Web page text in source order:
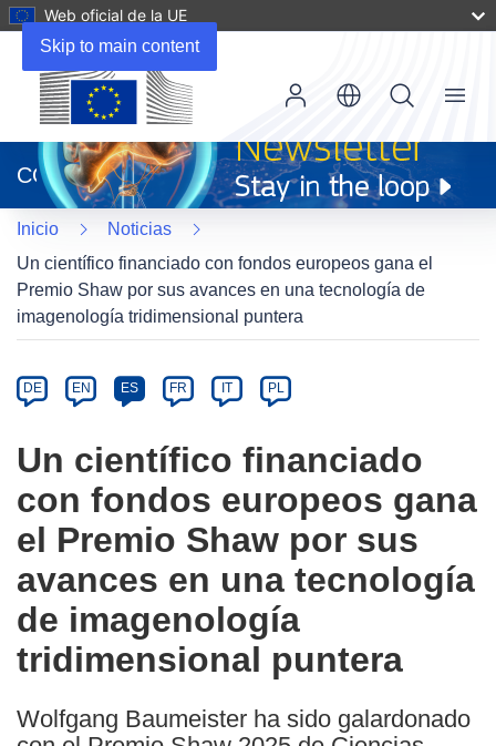
Skip to main content
Web oficial de la UE
abrirá
en
una
nueva
ventana)
CORDIS
Menu
Inicio
Noticias
Un científico financiado con fondos europeos gana el
Premio Shaw por sus avances en una tecnología de
imagenología tridimensional puntera
Category
Article
available
the
following
languages:
DE EN ES FR IT PL
Un científico financiado
con fondos europeos gana
el Premio Shaw por sus
avances en una tecnología
de imagenología
tridimensional puntera
Wolfgang Baumeister ha sido galardonado